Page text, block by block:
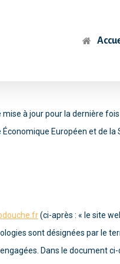
à jour pour la dernière
Européen et de la
(ci-après : « le site
sont désignées par le
Dans le document